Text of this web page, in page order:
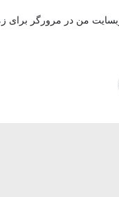
من در مرورگر برای